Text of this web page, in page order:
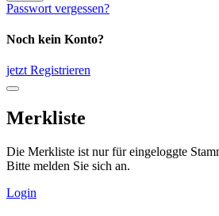
Passwort vergessen?
Noch kein Konto?
jetzt Registrieren
Merkliste
Die Merkliste ist nur für eingeloggte
Bitte melden Sie sich an.
Login